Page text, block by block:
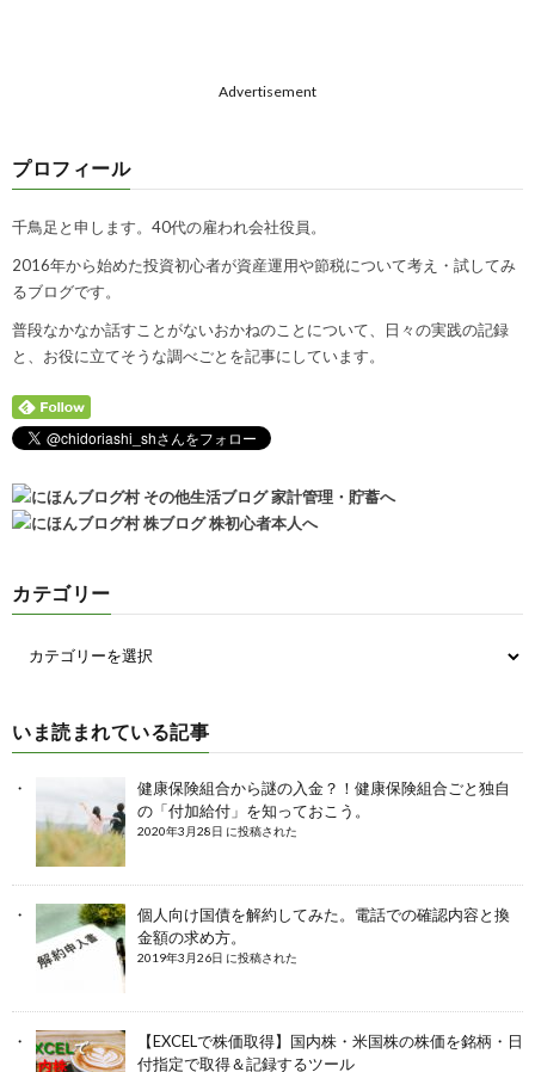
Advertisement
プロフィール
千鳥足と申します。40代の雇われ会社役員。
2016年から始めた投資初心者が資産運用や節税について考え・試してみ
るブログです。
普段なかなか話すことがないおかねのことについて、日々の実践の記録
と、お役に立てそうな調べごとを記事にしています。
カテゴリー
いま読まれている記事
健康保険組合から謎の入金？！健康保険組合ごと独自
の「付加給付」を知っておこう。
2020年3月28日 に投稿された
個人向け国債を解約してみた。電話での確認内容と換
金額の求め方。
2019年3月26日 に投稿された
【EXCELで株価取得】国内株・米国株の株価を銘柄・日
付指定で取得＆記録するツール